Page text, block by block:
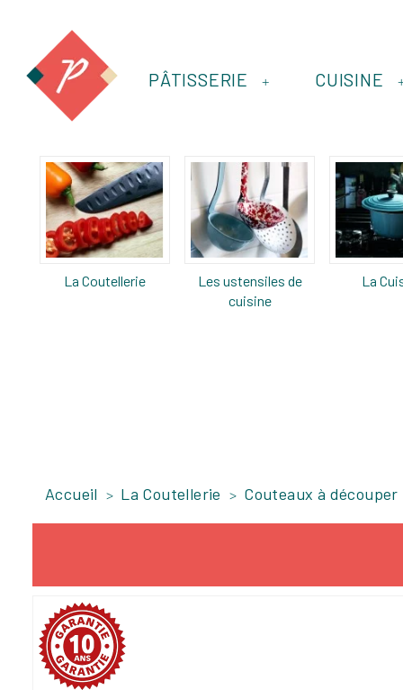
+
PÂTISSERIE CUISINE
La Coutellerie
Les ustensiles de
cuisine
La
Accueil La Coutellerie Couteaux à découper